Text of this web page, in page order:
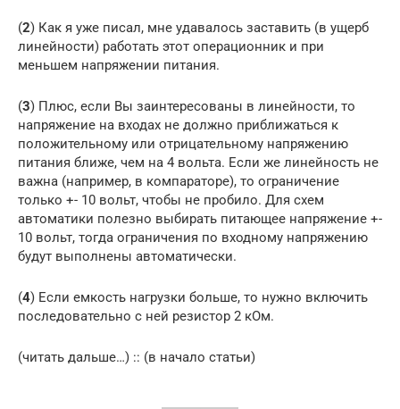
(2) Как я уже писал, мне удавалось заставить (в ущерб
линейности) работать этот операционник и при
меньшем напряжении питания.
(3) Плюс, если Вы заинтересованы в линейности, то
напряжение на входах не должно приближаться к
положительному или отрицательному напряжению
питания ближе, чем на 4 вольта. Если же линейность не
важна (например, в компараторе), то ограничение
только +- 10 вольт, чтобы не пробило. Для схем
автоматики полезно выбирать питающее напряжение +-
10 вольт, тогда ограничения по входному напряжению
будут выполнены автоматически.
(4) Если емкость нагрузки больше, то нужно включить
последовательно с ней резистор 2 кОм.
(читать дальше…) :: (в начало статьи)